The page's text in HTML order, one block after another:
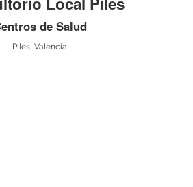
de Salud
Piles, Valencia